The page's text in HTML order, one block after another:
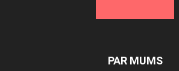
PAR MUMS